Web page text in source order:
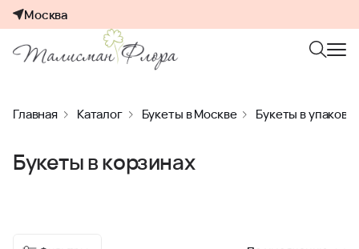
Москва
Главная Каталог Букеты в Москве Букеты в
Букеты в корзинах